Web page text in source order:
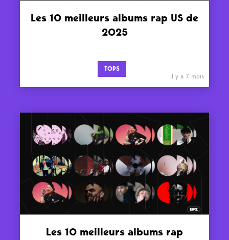
Les 10 meilleurs albums rap US de
2025
TOPS
il y a 7 mois
Les 10 meilleurs albums rap